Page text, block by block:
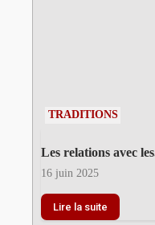
TRADITIONS
Les relations avec
16 juin 2025
Lire la suite